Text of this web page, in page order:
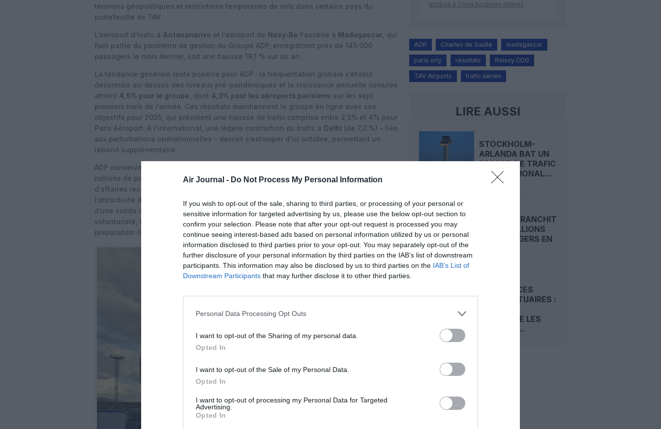
Air Journal - Do Not Process My Personal Information
If you wish to opt-out of the sale, sharing to third parties, or processing of your personal or
sensitive information for targeted advertising by us, please use the below opt-out section to
confirm your selection. Please note that after your opt-out request is processed you may
continue seeing interest-based ads based on personal information utilized by us or personal
information disclosed to third parties prior to your opt-out. You may separately opt-out of the
further disclosure of your personal information by third parties on the IAB’s list of downstream
participants. This information may also be disclosed by us to third parties on the IAB’s List of
Downstream Participants that may further disclose it to other third parties.
Personal Data Processing Opt Outs
I want to opt-out of the Sharing of my personal data.
Opted In
I want to opt-out of the Sale of my Personal Data.
Opted In
I want to opt-out of processing my Personal Data for Targeted
Advertising.
Opted In
tensions géopolitiques et restrictions temporaires de vols dans certains pays du
portefeuille de TAV.
L’aéroport d’Ivato à Antananarivo et l’aéroport de Nosy-Be Fascène à Madagascar , qui
font partie du périmètre de gestion du Groupe ADP, enregistrent près de 145 000
passagers le mois dernier, soit une hausse 19,1 % sur un an.
La tendance générale reste positive pour ADP : la fréquentation globale s’établit
désormais au-dessus des niveaux pré-pandémiques et la croissance annuelle cumulée
atteint 4,5% pour le groupe , dont 4,3% pour les aéroports parisiens sur les sept
premiers mois de l’année. Ces résultats maintiennent le groupe en ligne avec ses
objectifs pour 2025, qui prévoient une hausse de trafic comprise entre 2,5% et 4% pour
Paris Aéroport. À l’international, une légère contraction du trafic à Delhi (de 7,2 %) – liée
aux perturbations opérationnelles – devrait s’estomper d’ici octobre, permettant un
rebond supplémentaire.
ADP conserve son statut de
millions de passagers annuels sur 26 plateformes, dont 103 millions à Paris. Le chiffre
d’affaires record de 6,2 milliards d’euros enregistré au premier trimestre confirme
l’attractivité du groupe pour les compagnies aériennes et les voyageurs. ADP bénéficie
d’une solide stratégie de développement et d’une politique environnementale
volontariste, tandis que le marché attend l’achèvement de la liaison CDG Express et la
préparation d’un nouveau contrat de régulation économique pour Roissy.
attribué à China Southern Airlines
ADP Charles de Gaulle madagascar
paris orly résultats Roissy CDG
TAV Airports trafic aérien
LIRE AUSSI
STOCKHOLM-
ARLANDA BAT UN
RECORD DE TRAFIC
INTERNATIONAL...
RYANAIR FRANCHIT
LES 22 MILLIONS
DE PASSAGERS EN
REDEVANCES
AÉROPORTUAIRES :
CONTESTE LES
HAUSSES...